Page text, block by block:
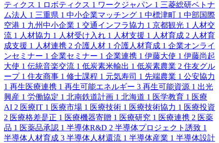
ティクス 1 ロボティクス 1 ワークジャパン 1 三菱総研ベトナ
ム法人 1 三重県 1 中小企業マッチング 1 中標津町 1 中部国際
空港 1 九州中小企業 1 交通インフラ協力 1 京都観光 1 人材交
流 1 人材協力 1 人材受け入れ 1 人材支援 1 人材育成 2 人材育
成支援 1 人材連携 2 介護人材 1 介護人材育成 1 企業オンライ
ンセミナー 1 企業セミナー 1 企業連携 1 伊藤大使 1 伊藤尚起
大使 1 伝統音楽交流 1 低炭素米輸出 1 低炭素農業 2 住友グル
ープ 1 住友商事 1 修士課程 1 元気寿司 1 先端農業 1 公安協力
1 再生医療連携 1 再生可能エネルギー 3 再生可能資源 1 出光
興産 1 労働協定 1 北南鉄道計画 1 北海道 1 医学教育 1 医療
AI 2 医療IT 1 医療市場 1 医療技術 1 医療技術協力 1 医療投資
2 医療格差是正 1 医療機器寄贈 1 医療研究 1 医療連携 2 医薬
品 1 医薬品承認 1 半導体R&D 2 半導体プロジェクト誘致 1
半導体人材育成 3 半導体人材還流 1 半導体産業 1 半導体設計